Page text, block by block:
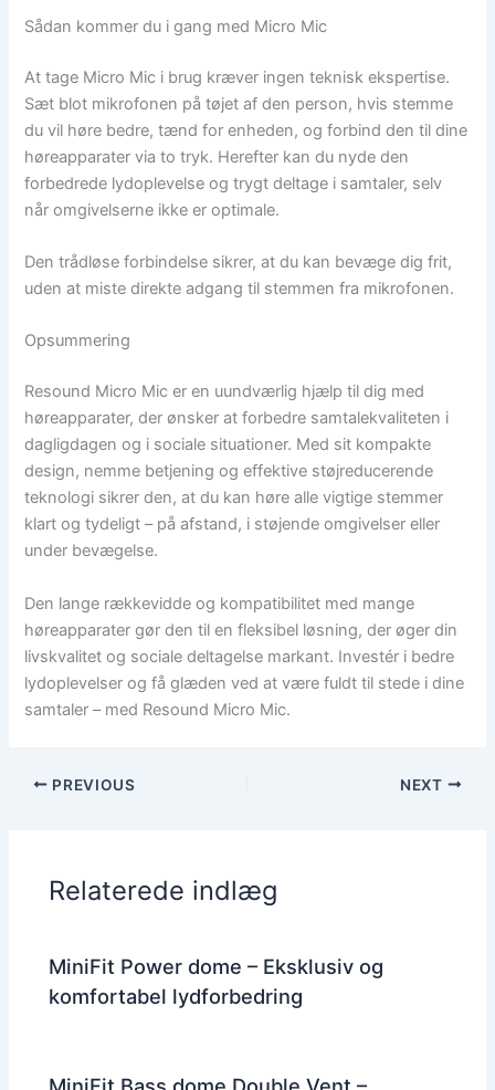
Sådan kommer du i gang med Micro Mic
At tage Micro Mic i brug kræver ingen teknisk ekspertise.
Sæt blot mikrofonen på tøjet af den person, hvis stemme
du vil høre bedre, tænd for enheden, og forbind den til dine
høreapparater via to tryk. Herefter kan du nyde den
forbedrede lydoplevelse og trygt deltage i samtaler, selv
når omgivelserne ikke er optimale.
Den trådløse forbindelse sikrer, at du kan bevæge dig frit,
uden at miste direkte adgang til stemmen fra mikrofonen.
Opsummering
Resound Micro Mic er en uundværlig hjælp til dig med
høreapparater, der ønsker at forbedre samtalekvaliteten i
dagligdagen og i sociale situationer. Med sit kompakte
design, nemme betjening og effektive støjreducerende
teknologi sikrer den, at du kan høre alle vigtige stemmer
klart og tydeligt – på afstand, i støjende omgivelser eller
under bevægelse.
Den lange rækkevidde og kompatibilitet med mange
høreapparater gør den til en fleksibel løsning, der øger din
livskvalitet og sociale deltagelse markant. Investér i bedre
lydoplevelser og få glæden ved at være fuldt til stede i dine
samtaler – med Resound Micro Mic.
PREVIOUS NEXT
Relaterede indlæg
MiniFit Power dome – Eksklusiv og
komfortabel lydforbedring